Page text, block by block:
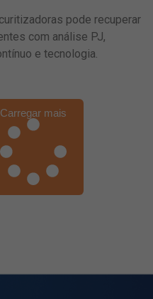
pode recuperar
com análise PJ,
e tecnologia.
Carregar mais